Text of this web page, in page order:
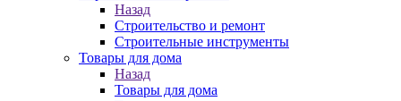
Назад
Строительство и ремонт
Строительные инструменты
Товары для дома
Назад
Товары для дома